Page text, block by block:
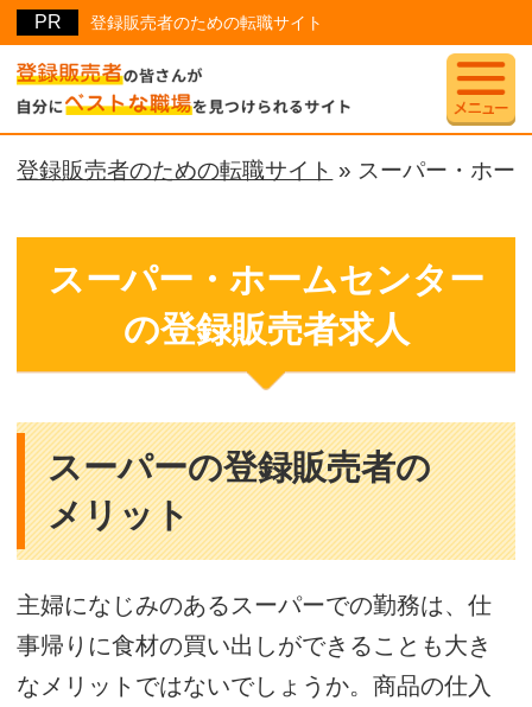
登録販売者のための転職サイト
登録販売者のための転職サイト » スーパー・ホー
スーパー・ホームセンター
の登録販売者求人
スーパーの登録販売者の
メリット
主婦になじみのあるスーパーでの勤務は、仕
事帰りに食材の買い出しができることも大き
なメリットではないでしょうか。商品の仕入